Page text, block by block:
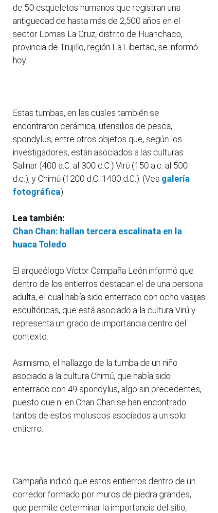
de 50 esqueletos humanos que registran una
antigüedad de hasta más de 2,500 años en el
sector Lomas La Cruz, distrito de Huanchaco,
provincia de Trujillo, región La Libertad, se informó
hoy.
Estas tumbas, en las cuales también se
encontraron cerámica, utensilios de pesca,
spondylus, entre otros objetos que, según los
investigadores, están asociados a las culturas
Salinar (400 a.C. al 300 d.C.) Virú (150 a.c. al 500
d.c.), y Chimú (1200 d.C. 1400 d.C.). (Vea galería
fotográfica)
Lea también:
Chan Chan: hallan tercera escalinata en la
huaca Toledo
El arqueólogo Víctor Campaña León informó que
dentro de los entierros destacan el de una persona
adulta, el cual había sido enterrado con ocho vasijas
escultóricas, que está asociado a la cultura Virú y
representa un grado de importancia dentro del
contexto.
Asimismo, el hallazgo de la tumba de un niño
asociado a la cultura Chimú, que había sido
enterrado con 49 spondylus, algo sin precedentes,
puesto que ni en Chan Chan se han encontrado
tantos de estos moluscos asociados a un solo
entierro.
Campaña indicó que estos entierros dentro de un
corredor formado por muros de piedra grandes,
que permite determinar la importancia del sitio,